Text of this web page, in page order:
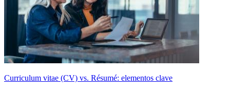
Curriculum vitae (CV) vs. Résumé: elementos clave